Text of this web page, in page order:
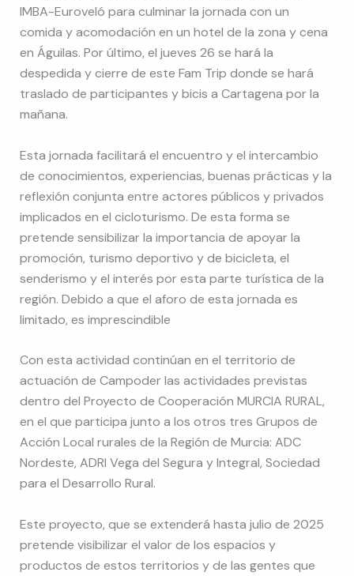
IMBA-Euroveló para culminar la jornada con un
comida y acomodación en un hotel de la zona y cena
en Águilas. Por último, el jueves 26 se hará la
despedida y cierre de este Fam Trip donde se hará
traslado de participantes y bicis a Cartagena por la
mañana.
Esta jornada facilitará el encuentro y el intercambio
de conocimientos, experiencias, buenas prácticas y la
reflexión conjunta entre actores públicos y privados
implicados en el cicloturismo. De esta forma se
pretende sensibilizar la importancia de apoyar la
promoción, turismo deportivo y de bicicleta, el
senderismo y el interés por esta parte turística de la
región. Debido a que el aforo de esta jornada es
limitado, es imprescindible
Con esta actividad continúan en el territorio de
actuación de Campoder las actividades previstas
dentro del Proyecto de Cooperación MURCIA RURAL,
en el que participa junto a los otros tres Grupos de
Acción Local rurales de la Región de Murcia: ADC
Nordeste, ADRI Vega del Segura y Integral, Sociedad
para el Desarrollo Rural.
Este proyecto, que se extenderá hasta julio de 2025
pretende visibilizar el valor de los espacios y
productos de estos territorios y de las gentes que